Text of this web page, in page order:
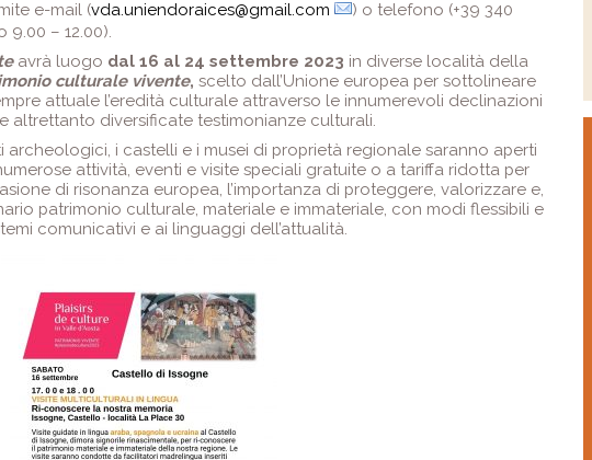
e-mail (vda.uniendoraices@gmail.com
) o telefono (+39 340
– 12.00).
avrà luogo dal 16 al 24 settembre 2023 in diverse località della
culturale vivente, scelto dall’Unione europea per sottolineare
attuale l’eredità culturale attraverso le innumerevoli declinazioni
altrettanto diversificate testimonianze culturali.
archeologici, i castelli e i musei di proprietà regionale saranno aperti
attività, eventi e visite speciali gratuite o a tariffa ridotta per
di risonanza europea, l’importanza di proteggere, valorizzare e,
patrimonio culturale, materiale e immateriale, con modi flessibili e
comunicativi e ai linguaggi dell’attualità.